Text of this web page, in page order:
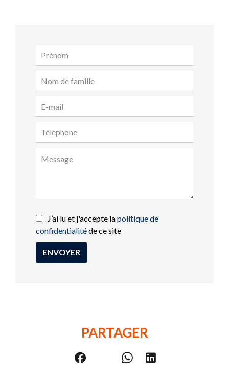
J’ai lu et j'accepte lapolitique de
confidentialitéde ce site
ENVOYER
PARTAGER